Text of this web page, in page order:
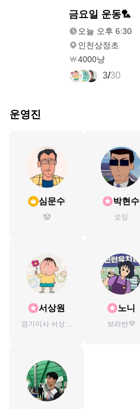
금요일 운동🏸
오늘 오후 6:30
인천상정초
4000냥
3/30
운영진
심문수
🤡
박현수
오잉
서상원
경기이사 서상원
노니
보라반💜